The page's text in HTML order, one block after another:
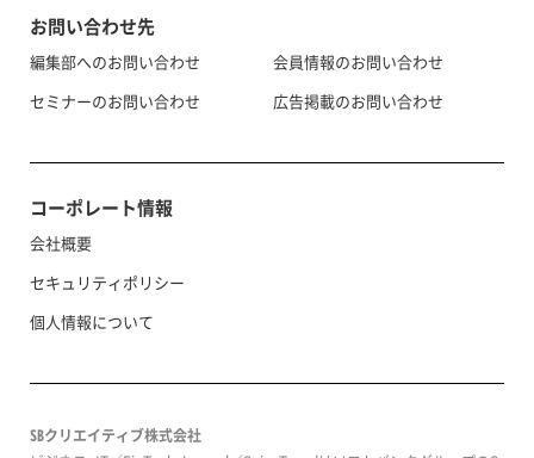
お問い合わせ先
編集部へのお問い合わせ
セミナーのお問い合わせ
会員情報のお問い合わせ
広告掲載のお問い合わせ
コーポレート情報
会社概要
セキュリティポリシー
個人情報について
SBクリエイティブ株式会社